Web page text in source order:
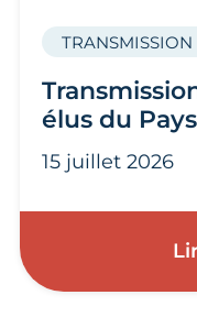
élus du
TRANSMISSION
15 juillet 2026